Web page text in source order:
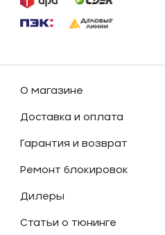
О магазине
Доставка и оплата
Гарантия и возврат
Ремонт блокировок
Дилеры
Статьи о тюнинге